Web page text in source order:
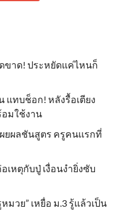
ขาด! ประหยัดแค่ไหนก็
แทบช็อก! หลังรื้อเตียง
อมใช้งาน
ยผลชันสูตร ครูคนเเรกที่
หตุกับปู่ เงื่อนงำยิ่งซับ
มวย” เหยื่อ ม.3 รู้แล้วเป็น